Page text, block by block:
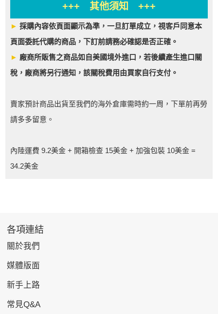
+++ 其他須知 +++
►採購內容依頁面顯示為準，一旦訂單成立，視客戶同意本
頁面委託代購的商品，下訂前請務必確認是否正確。
► 廠商所販售之商品如自美國境外進口，若後續產生進口關
稅，廠商將另行通知，該關稅費用由買家自行支付。
賣家預計商品出貨至我們的海外倉庫需時約一周，下單前再勞
請多多留意。
內陸運費 9.2美金 + 開箱檢查 15美金 + 加強包裝 10美金 =
34.2美金
各項連結
關於我們
媒體版面
新手上路
常見Q&A